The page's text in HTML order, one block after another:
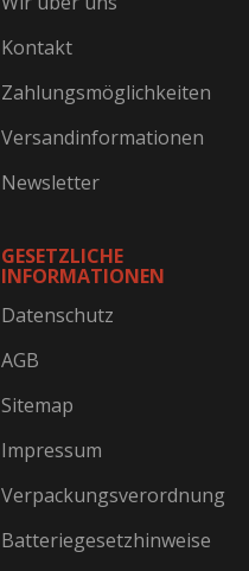
Kontakt
Zahlungsmöglichkeiten
Versandinformationen
Newsletter
GESETZLICHE
INFORMATIONEN
Datenschutz
AGB
Sitemap
Impressum
Verpackungsverordnung
Batteriegesetzhinweise